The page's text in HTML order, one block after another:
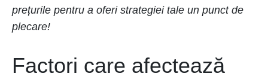
prețurile pentru a oferi strategiei tale un punct de
plecare!
Factori care afectează